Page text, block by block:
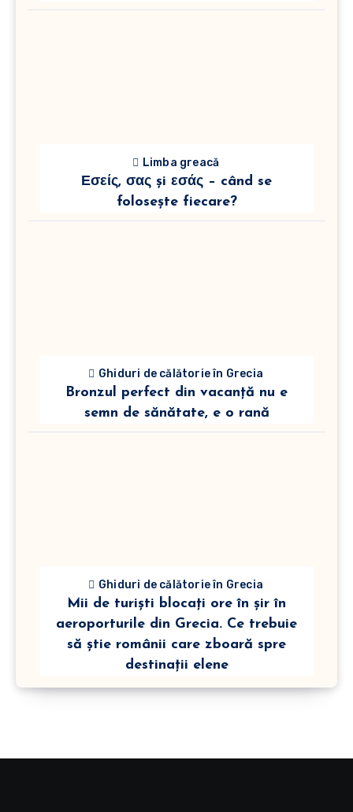
Limba greacă
Εσείς, σας și εσάς – când se
folosește fiecare?
Ghiduri de călătorie în Grecia
Bronzul perfect din vacanță nu e
semn de sănătate, e o rană
Ghiduri de călătorie în Grecia
Mii de turiști blocați ore în șir în
aeroporturile din Grecia. Ce trebuie
să știe românii care zboară spre
destinații elene